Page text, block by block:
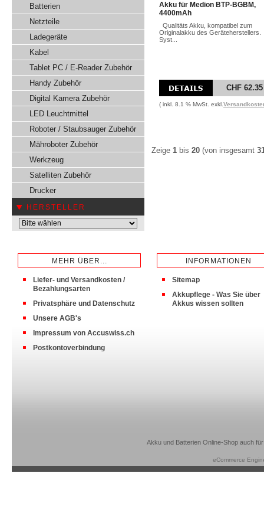
Batterien
Netzteile
Ladegeräte
Kabel
Tablet PC / E-Reader Zubehör
Handy Zubehör
Digital Kamera Zubehör
LED Leuchtmittel
Roboter / Staubsauger Zubehör
Mähroboter Zubehör
Werkzeug
Satelliten Zubehör
Drucker
HERSTELLER
Akku für Medion BTP-BGBM,
4400mAh
Qualitäts Akku, kompatibel zum
Originalakku des Geräteherstellers.
Syst...
CHF 62.35
( inkl. 8.1 % MwSt. exkl.
Zeige 1 bis 20 (von insgesamt
MEHR ÜBER...
Liefer- und Versandkosten /
Bezahlungsarten
Privatsphäre und Datenschutz
Unsere AGB's
Impressum von Accuswiss.ch
Postkontoverbindung
INFORMATIONEN
Sitemap
Akkupflege - Was Sie über
Akkus wissen sollten
Akku und Batterien Online-Shop auch
eCommerce